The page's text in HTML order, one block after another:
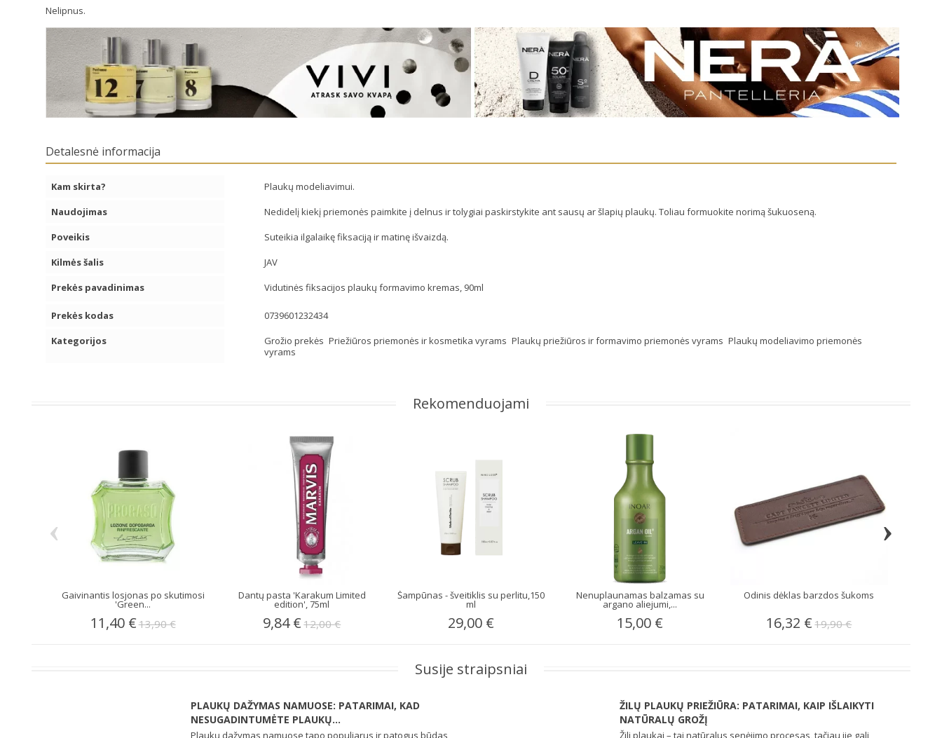
Nelipnus.
Detalesnė informacija
Kam skirta?
Plaukų modeliavimui.
Naudojimas
Nedidelį kiekį priemonės paimkite į delnus ir tolygiai paskirstykite ant sausų ar šlapių plaukų. Toliau formuokite norimą šukuoseną.
Poveikis
Suteikia ilgalaikę fiksaciją ir matinę išvaizdą.
Kilmės šalis
JAV
Prekės pavadinimas
Vidutinės fiksacijos plaukų formavimo kremas, 90ml
Prekės kodas
0739601232434
Kategorijos
Grožio prekės Priežiūros priemonės ir kosmetika vyrams Plaukų priežiūros ir formavimo priemonės vyrams Plaukų modeliavimo priemonės
vyrams
Rekomenduojami
Gaivinantis losjonas po skutimosi
'Green...
11,40 €13,90 €
Dantų pasta 'Karakum Limited
edition', 75ml
9,84 € 12,00 €
Šampūnas - šveitiklis su perlitu,150
ml
29,00 €
Nenuplaunamas balzamas su
argano aliejumi,...
15,00 €
Odinis dėklas barzdos šukoms
16,32 € 19,90 €
‹ ›
Susije straipsniai
PLAUKŲ DAŽYMAS NAMUOSE: PATARIMAI, KAD
NESUGADINTUMĖTE PLAUKŲ...
Plaukų dažymas namuose tapo populiarus ir patogus būdas
ŽILŲ PLAUKŲ PRIEŽIŪRA: PATARIMAI, KAIP IŠLAIKYTI
NATŪRALŲ GROŽĮ
Žili plaukai – tai natūralus senėjimo procesas, tačiau jie gali